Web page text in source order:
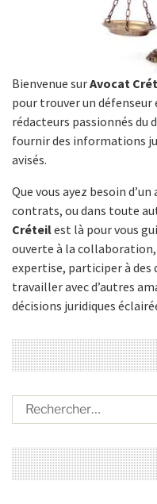
Bienvenue surAvocat
pour trouver un
rédacteurs passionnés du
fournir des informations
avisés.
Que vous ayez besoin
contrats, ou dans toute
Créteilest là pour vous
ouverte à la
expertise, participer à des
travailler avec d’autres
décisions juridiques